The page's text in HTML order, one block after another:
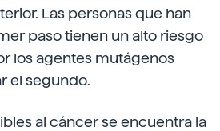
Las personas que han
paso tienen un alto riesgo
los agentes mutágenos
el segundo.
al cáncer se encuentra la